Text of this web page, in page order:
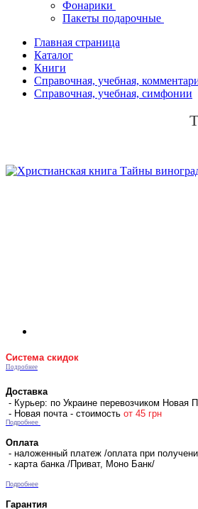
Фонарики
Пакеты подарочные
Главная страница
Каталог
Книги
Справочная, учебная,
Справочная, учебная, симфонии
Система скидок
Подробнее
Доставка
- Курьер: по Украине перевозчиком Новая
- Новая почта - стоимость от 45 грн
Подробнее
Оплата
- наложенный платеж /оплата при
- карта банка /Приват, Моно Банк/
Подробнее
Гарантия